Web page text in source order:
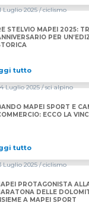
MAPEI 2025:
Luglio 2025/ ciclismo
STELVIO MAPEI 2025:
PER
tutto
SPORT E
Luglio 2025/ sci alpino
MAPEI SPORT E
ECCO LA
tutto
Luglio 2025/ ciclismo
PROTAGONISTA
DELLE
A MAPEI SPORT